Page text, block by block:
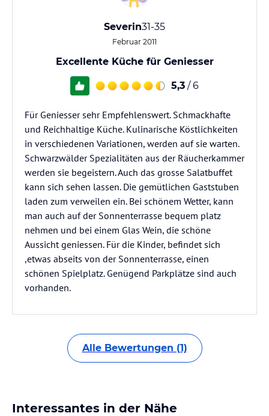
Severin31-35
Februar 2011
Excellente Küche für Geniesser
5,3 / 6
Für Geniesser sehr Empfehlenswert. Schmackhafte
und Reichhaltige Küche. Kulinarische Köstlichkeiten
in verschiedenen Variationen, werden auf sie warten.
Schwarzwälder Spezialitäten aus der Räucherkammer
werden sie begeistern. Auch das grosse Salatbuffet
kann sich sehen lassen. Die gemütlichen Gaststuben
laden zum verweilen ein. Bei schönem Wetter, kann
man auch auf der Sonnenterrasse bequem platz
nehmen und bei einem Glas Wein, die schöne
Aussicht geniessen. Für die Kinder, befindet sich
,etwas abseits von der Sonnenterrasse, einen
schönen Spielplatz. Genügend Parkplätze sind auch
vorhanden.
Alle Bewertungen (1)
Interessantes in der Nähe